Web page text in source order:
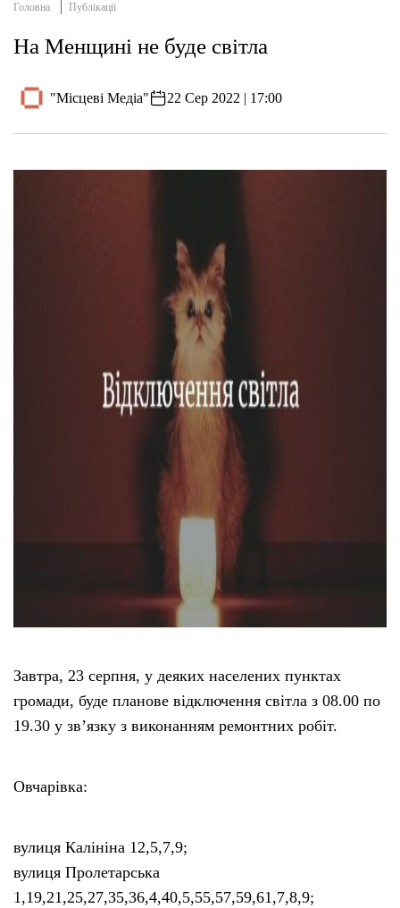
Головна Публікації
На Менщині не буде світла
"Місцеві Медіа" 22 Сер 2022 | 17:00
Завтра, 23 серпня, у деяких населених пунктах
громади, буде планове відключення світла з 08.00 по
19.30 у зв’язку з виконанням ремонтних робіт.
Овчарівка:
вулиця Калініна 12,5,7,9;
вулиця Пролетарська
1,19,21,25,27,35,36,4,40,5,55,57,59,61,7,8,9;